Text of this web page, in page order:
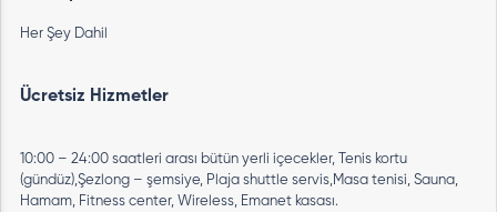
Her Şey Dahil
Ücretsiz Hizmetler
10:00 – 24:00 saatleri arası bütün yerli içecekler, Tenis kortu
(gündüz),Şezlong – şemsiye, Plaja shuttle servis,Masa tenisi, Sauna,
Hamam, Fitness center, Wireless, Emanet kasası.